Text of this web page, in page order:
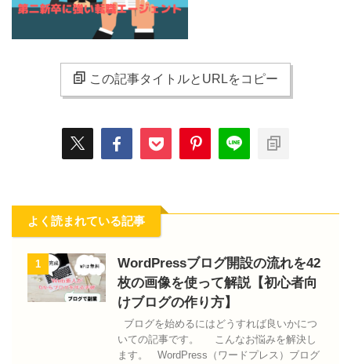
この記事タイトルとURLをコピー
よく読まれている記事
1
WordPressブログ開設の流れを42
枚の画像を使って解説【初心者向
けブログの作り方】
ブログを始めるにはどうすれば良いかにつ
いての記事です。 こんなお悩みを解決し
ます。 WordPress（ワードプレス）ブログ